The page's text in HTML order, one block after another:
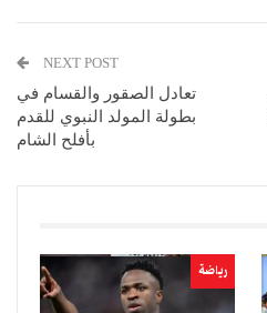
NEXT POST
تعادل الصقور والقسام في
بطولة المولد النبوي للقدم
بأفلح الشام
رياضة